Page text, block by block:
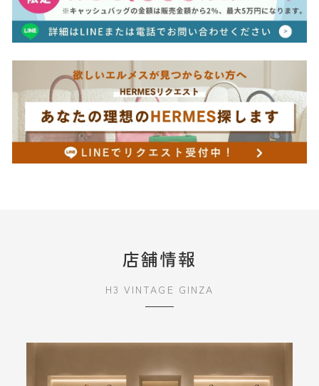
店舗情報
H3 VINTAGE GINZA